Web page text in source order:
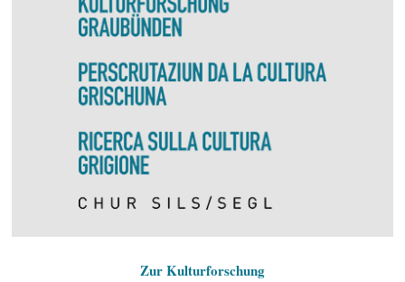
Zur Kulturforschung